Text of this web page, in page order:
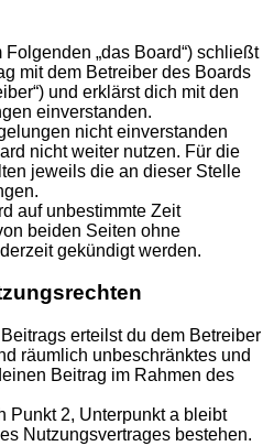
Folgenden „das Board“) schließt
mit dem Betreiber des Boards
und erklärst dich mit den
einverstanden.
nicht einverstanden
nicht weiter nutzen. Für die
jeweils die an dieser Stelle
auf unbestimmte Zeit
beiden Seiten ohne
gekündigt werden.
erteilst du dem Betreiber
räumlich unbeschränktes und
Beitrag im Rahmen des
Punkt 2, Unterpunkt a bleibt
Nutzungsvertrages bestehen.